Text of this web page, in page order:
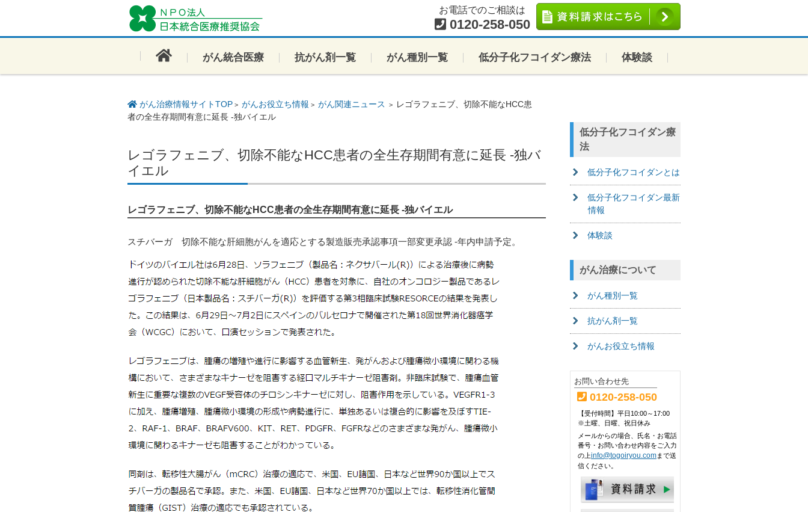
お電話でのご相談は
0120-258-050
コンテンツに移動
がん統合医療 抗がん剤一覧 がん種別一覧 低分子化フコイダン療法 体験談
がん治療情報サイトTOP> がんお役立ち情報 > がん関連ニュース >
レゴラフェニブ、切除不能なHCC患
者の全生存期間有意に延長 -独バイエル
レゴラフェニブ、切除不能なHCC患者の全生存期間有意に延長 -独バ
イエル
レゴラフェニブ、切除不能なHCC患者の全生存期間有意に延長 -独バイエル
スチバーガ 切除不能な肝細胞がんを適応とする製造販売承認事項一部変更承認 -年内申請予定。
低分子化フコイダン療
法
低分子化フコイダンとは
低分子化フコイダン最新
情報
体験談
がん治療について
がん種別一覧
抗がん剤一覧
がんお役立ち情報
お問い合わせ先
0120-258-050
【受付時間】平日10:00～17:00
※土曜、日曜、祝日休み
メールからの場合、氏名・お電話
番号・お問い合わせ内容をご入力
の上info@togoiryou.comまで送
信ください。